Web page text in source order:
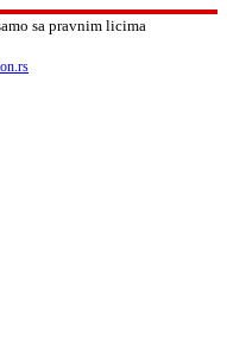
sa pravnim licima